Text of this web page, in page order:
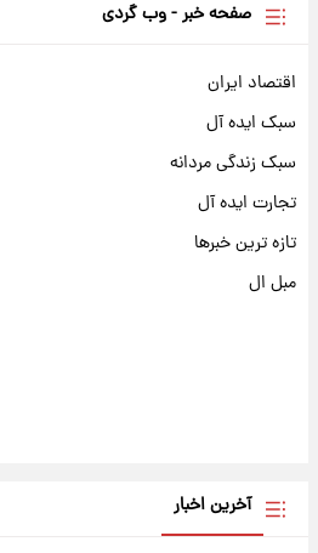
صفحه خبر - وب گردی
اقتصاد ایران
سبک ایده آل
سبک زندگی مردانه
تجارت ایده آل
تازه ترین خبرها
مبل ال
آخرین اخبار